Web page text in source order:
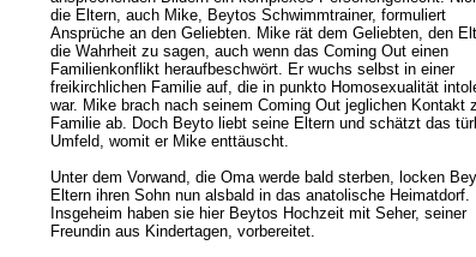
die Eltern, auch Mike, Beytos Schwimmtrainer, formuliert
Ansprüche an den Geliebten. Mike rät dem Geliebten, den
die Wahrheit zu sagen, auch wenn das Coming Out einen
Familienkonflikt heraufbeschwört. Er wuchs selbst in einer
freikirchlichen Familie auf, die in punkto Homosexualität
war. Mike brach nach seinem Coming Out jeglichen Kontakt
Familie ab. Doch Beyto liebt seine Eltern und schätzt das
Umfeld, womit er Mike enttäuscht.
Unter dem Vorwand, die Oma werde bald sterben, locken
Eltern ihren Sohn nun alsbald in das anatolische Heimatdorf.
Insgeheim haben sie hier Beytos Hochzeit mit Seher, seiner
Freundin aus Kindertagen, vorbereitet.